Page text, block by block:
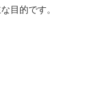
目的です。